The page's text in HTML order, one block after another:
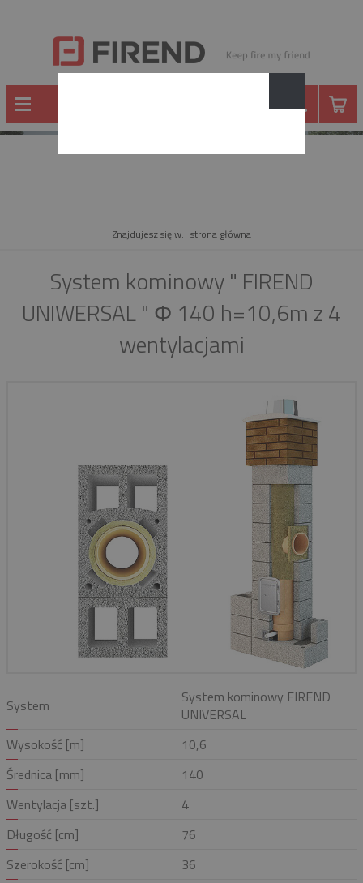
Znajdujesz się w: strona główna
System kominowy " FIREND
UNIWERSAL " Φ 140 h=10,6m z 4
wentylacjami
System
System kominowy FIREND
UNIVERSAL
Wysokość [m]
10,6
Średnica [mm]
140
Wentylacja [szt.]
4
Długość [cm]
76
Szerokość [cm]
36